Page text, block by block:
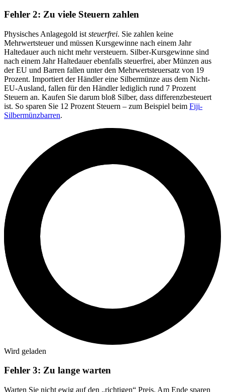
Fehler 2: Zu viele Steuern zahlen
Physisches Anlagegold ist steuerfrei. Sie zahlen keine
Mehrwertsteuer und müssen Kursgewinne nach einem Jahr
Haltedauer auch nicht mehr versteuern. Silber-Kursgewinne sind
nach einem Jahr Haltedauer ebenfalls steuerfrei, aber Münzen aus
der EU und Barren fallen unter den Mehrwertsteuersatz von 19
Prozent. Importiert der Händler eine Silbermünze aus dem Nicht-
EU-Ausland, fallen für den Händler lediglich rund 7 Prozent
Steuern an. Kaufen Sie darum bloß Silber, dass differenzbesteuert
ist. So sparen Sie 12 Prozent Steuern – zum Beispiel beim Fiji-
Silbermünzbarren.
Wird geladen
Fehler 3: Zu lange warten
Warten Sie nicht ewig auf den „richtigen“ Preis. Am Ende sparen